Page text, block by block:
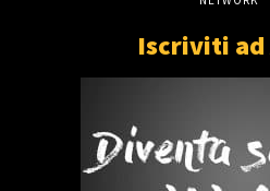
Iscriviti ad